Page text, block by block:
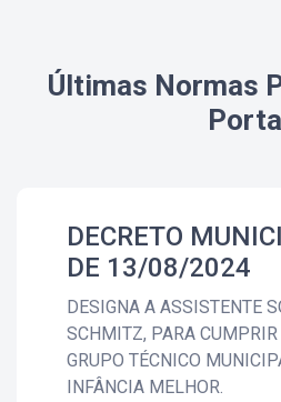
Últimas Normas
DECRETO
DE 13/08/2024
DESIGNA A ASSISTENTE
SCHMITZ, PARA CUMPRIR
GRUPO TÉCNICO
INFÂNCIA MELHOR.